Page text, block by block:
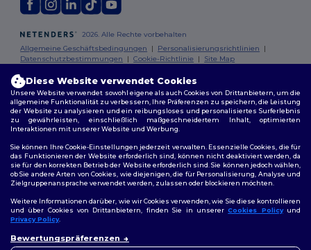
2026. Alle Rechte vorbehalten
Allgemeine Geschäftsbedingungen | Personalisierungsrichtlinien |
Datenschutzbestimmungen |Cookie-Richtlinie | Site Map
Berlin|Hamburg| München | Köln |Frankfurt| Essen|Dortmund |
Stuttgart | Düsseldorf| Bremen
Diese Website verwendet Cookies
Unsere Website verwendet sowohl eigene als auch Cookies von Drittanbietern, um die
allgemeine Funktionalität zu verbessern, Ihre Präferenzen zu speichern, die Leistung
der Website zu analysieren und ein reibungsloses und personalisiertes Surferlebnis
zu gewährleisten, einschließlich maßgeschneidertem Inhalt, optimierten
Interaktionen mit unserer Website und Werbung.
Sie können Ihre Cookie-Einstellungen jederzeit verwalten. Essenzielle Cookies, die für
das Funktionieren der Website erforderlich sind, können nicht deaktiviert werden, da
sie für den korrekten Betrieb der Website erforderlich sind. Sie können jedoch wählen,
ob Sie andere Arten von Cookies, wie diejenigen, die für Personalisierung, Analyse und
Zielgruppenansprache verwendet werden, zulassen oder blockieren möchten.
Weitere Informationen darüber, wie wir Cookies verwenden, wie Sie diese kontrollieren
und über Cookies von Drittanbietern, finden Sie in unsererCookies Policyund
Privacy Policy.
Bewertungspräferenzen